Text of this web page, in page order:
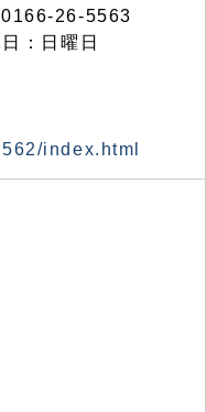
26-5563
：日曜日
index.html